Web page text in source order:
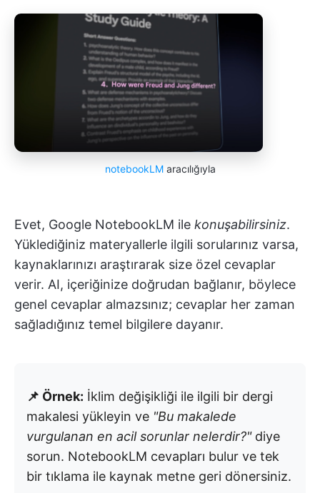
notebookLMaracılığıyla
Evet, Google NotebookLM ile konuşabilirsiniz.
Yüklediğiniz materyallerle ilgili sorularınız varsa,
kaynaklarınızı araştırarak size özel cevaplar
verir. AI, içeriğinize doğrudan bağlanır, böylece
genel cevaplar almazsınız; cevaplar her zaman
sağladığınız temel bilgilere dayanır.
📌 Örnek: İklim değişikliği ile ilgili bir dergi
makalesi yükleyin ve "Bu makalede
vurgulanan en acil sorunlar nelerdir?"diye
sorun. NotebookLM cevapları bulur ve tek
bir tıklama ile kaynak metne geri dönersiniz.